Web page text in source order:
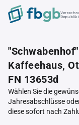
Republik
Kaffeehaus,
FN 13653d
Wählen Sie die
Jahresabschlüsse
diese sofort nach